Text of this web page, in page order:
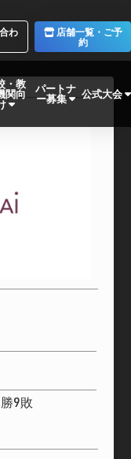
わ
店舗一覧・ご予
約
・教
関向 パートナ
ー募集 公式大会
9敗